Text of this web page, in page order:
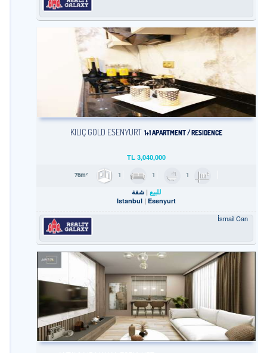
KILIÇ GOLD ESENYURT 1+1 APARTMENT / RESIDENCE
TL 3,040,000
1 1 1
للبيع
شقة
Istanbul Esenyurt
İsmail Can